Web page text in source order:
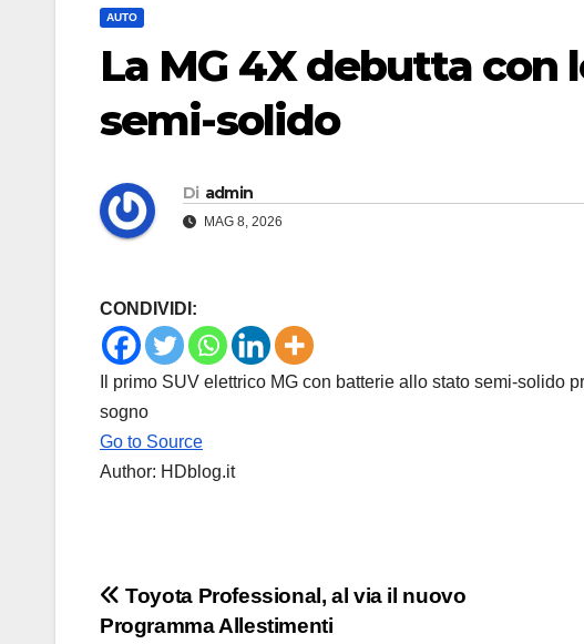
AUTO
La MG 4X debutta
semi-solido
Di admin
MAG 8, 2026
CONDIVIDI:
Il primo SUV elettrico MG con batterie allo stato semi-solido
sogno
Go to Source
Author: HDblog.it
Navigazione
Toyota Professional, al via il nuovo
Programma Allestimenti